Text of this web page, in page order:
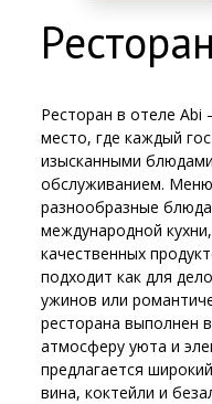
Ресторан в отеле
место, где каждый
изысканными
обслуживанием.
разнообразные
международной
качественных
подходит как для
ужинов или
ресторана выполнен
атмосферу уюта и
предлагается
вина, коктейли и